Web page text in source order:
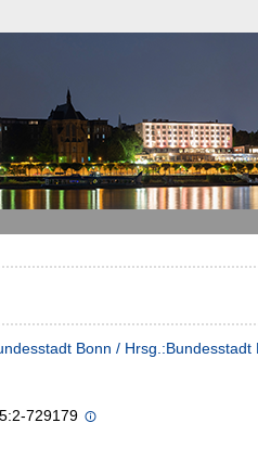
Bonn /
729179